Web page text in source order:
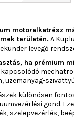
motoralkatrész
területén. A
levegő
ha
üzemanyag-
különösen
gond.
szelepvezérlés,